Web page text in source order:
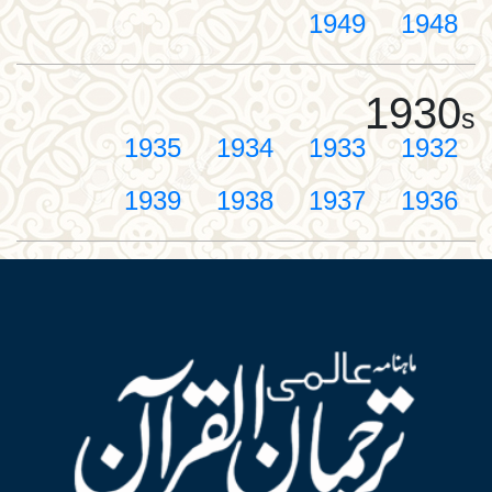
1948
1949
1930s
1932
1933
1934
1935
1936
1937
1938
1939